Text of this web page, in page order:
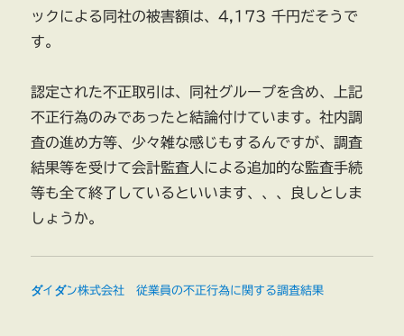
ックによる同社の被害額は、4,173 千円だそうで
す。
認定された不正取引は、同社グループを含め、上記
不正行為のみであったと結論付けています。社内調
査の進め方等、少々雑な感じもするんですが、調査
結果等を受けて会計監査人による追加的な監査手続
等も全て終了しているといいます、、、良しとしま
しょうか。
ダイダン株式会社 従業員の不正行為に関する調査結果